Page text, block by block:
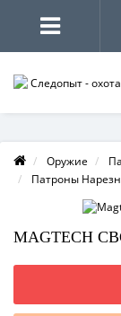
Оружие
Патроны
MAGTECH